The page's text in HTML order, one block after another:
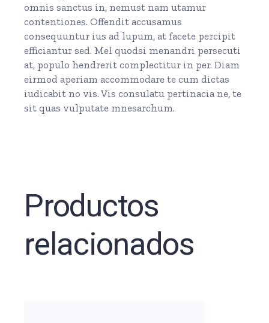
omnis sanctus in, nemust nam utamur
contentiones. Offendit accusamus
consequuntur ius ad lupum, at facete percipit
efficiantur sed. Mel quodsi menandri persecuti
at, populo hendrerit complectitur in per. Diam
eirmod aperiam accommodare te cum dictas
iudicabit no vis. Vis consulatu pertinacia ne, te
sit quas vulputate mnesarchum.
Productos
relacionados